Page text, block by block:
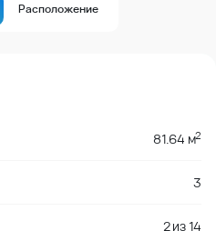
Расположение
81.64 м2
3
2из14